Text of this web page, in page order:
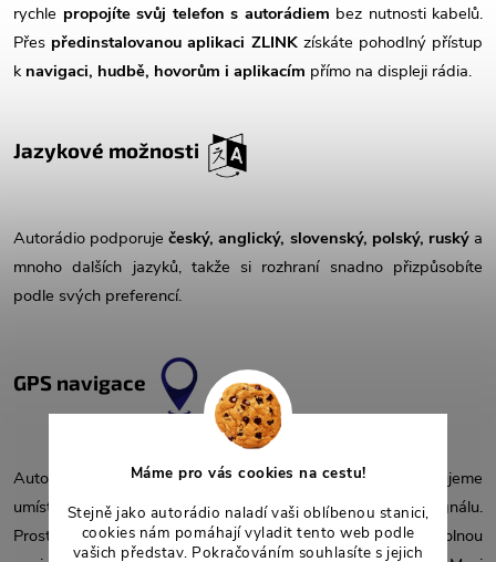
Máme pro vás cookies na cestu!
Stejně jako autorádio naladí vaši oblíbenou stanici,
cookies nám pomáhají vyladit tento web podle
vašich představ. Pokračováním souhlasíte s jejich
rychle propojíte svůj telefon s autorádiem bez nutnosti kabelů.
Přes předinstalovanou aplikaci ZLINKzískáte pohodlný přístup
k navigaci, hudbě, hovorům i aplikacím přímo na displeji rádia.
Jazykové možnosti
Autorádio podporuje český, anglický, slovenský, polský, ruský a
mnoho dalších jazyků, takže si rozhraní snadno přizpůsobíte
podle svých preferencí.
GPS navigace
Autorádio je dodáváno s GPS anténou, kterou doporučujeme
umístit pod čelní sklo pro zajištění co nejlepšího příjmu signálu.
Prostřednictvím
Obchodu Play si můžete stáhnout libovolnou